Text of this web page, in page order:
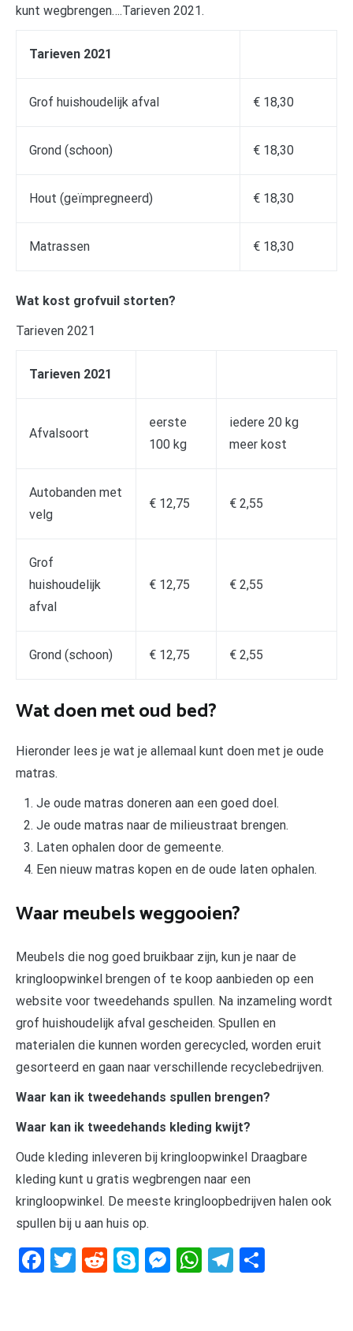
kunt wegbrengen….Tarieven 2021.
Tarieven 2021
Grof huishoudelijk afval € 18,30
Grond (schoon) € 18,30
Hout (geïmpregneerd) € 18,30
Matrassen € 18,30
Wat kost grofvuil storten?
Tarieven 2021
Tarieven 2021
Afvalsoort
eerste
100 kg
iedere 20 kg
meer kost
Autobanden met
velg
€ 12,75 € 2,55
Grof
huishoudelijk
afval
€ 12,75 € 2,55
Grond (schoon) € 12,75 € 2,55
Wat doen met oud bed?
Hieronder lees je wat je allemaal kunt doen met je oude
matras.
Je oude matras doneren aan een goed doel.
Je oude matras naar de milieustraat brengen.
Laten ophalen door de gemeente.
Een nieuw matras kopen en de oude laten ophalen.
Waar meubels weggooien?
Meubels die nog goed bruikbaar zijn, kun je naar de
kringloopwinkel brengen of te koop aanbieden op een
website voor tweedehands spullen. Na inzameling wordt
grof huishoudelijk afval gescheiden. Spullen en
materialen die kunnen worden gerecycled, worden eruit
gesorteerd en gaan naar verschillende recyclebedrijven.
Waar kan ik tweedehands spullen brengen?
Waar kan ik tweedehands kleding kwijt?
Oude kleding inleveren bij kringloopwinkel Draagbare
kleding kunt u gratis wegbrengen naar een
kringloopwinkel. De meeste kringloopbedrijven halen ook
spullen bij u aan huis op.
Facebook
Twitter
RedditSkypeMessenger
WhatsApp
Telegram